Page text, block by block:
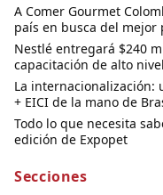
A Comer Gourmet
país en busca del mejor
Nestlé entregará $240
capacitación de alto nivel
La internacionalización:
+ EICI de la mano de
Todo lo que necesita
edición de Expopet
Secciones